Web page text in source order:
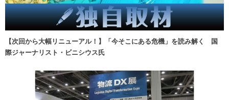
【次回から大幅リニューアル！】「今そこにある危機」を読み解く 国
際ジャーナリスト・ビニシウス氏